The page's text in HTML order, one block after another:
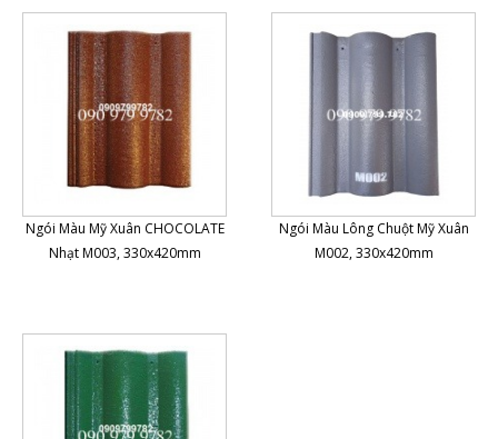
Ngói Màu Mỹ Xuân CHOCOLATE
Nhạt M003, 330x420mm
Ngói Màu Lông Chuột Mỹ Xuân
M002, 330x420mm